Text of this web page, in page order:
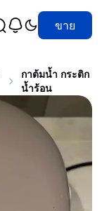
ขาย
กาต้มน้ำ กระติก
น้ำร้อน